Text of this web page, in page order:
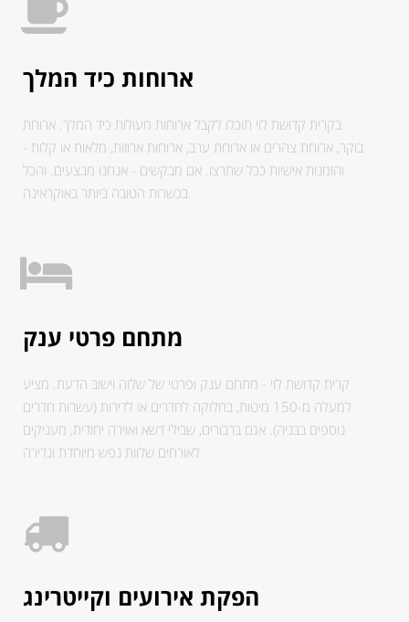
ארוחות כיד המלך
בקרית קדושת לוי תוכלו לקבל ארוחות מעולות כיד המלך. ארוחת
בוקר, ארוחת צהרים או ארוחת ערב, ארוחות ארוזות, מלאות או קלות -
והזמנות אישיות ככל שתרצו. אם מבקשים - אנחנו מבצעים. והכל
בכשרות הטובה ביותר באוקראינה
מתחם פרטי ענק
קרית קדושת לוי - מתחם ענק ופרטי של שלוה וישוב הדעת. מציע
למעלה מ-150 מיטות, בחלוקה לחדרים או לדירות (עשרות חדרים
נוספים בבניה). אגם ברבורים, שבילי דשא ואוירה יחודית, מעניקים
לאורחים שלוות נפש מיוחדת ונדירה
הפקת אירועים וקייטרינג